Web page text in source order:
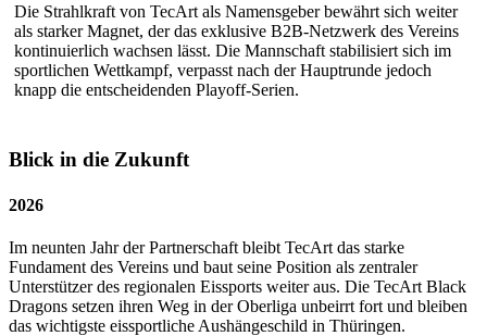
Die Strahlkraft von TecArt als Namensgeber bewährt sich weiter
als starker Magnet, der das exklusive B2B-Netzwerk des Vereins
kontinuierlich wachsen lässt. Die Mannschaft stabilisiert sich im
sportlichen Wettkampf, verpasst nach der Hauptrunde jedoch
knapp die entscheidenden Playoff-Serien.
Blick in die Zukunft
2026
Im neunten Jahr der Partnerschaft bleibt TecArt das starke
Fundament des Vereins und baut seine Position als zentraler
Unterstützer des regionalen Eissports weiter aus. Die TecArt Black
Dragons setzen ihren Weg in der Oberliga unbeirrt fort und bleiben
das wichtigste eissportliche Aushängeschild in Thüringen.